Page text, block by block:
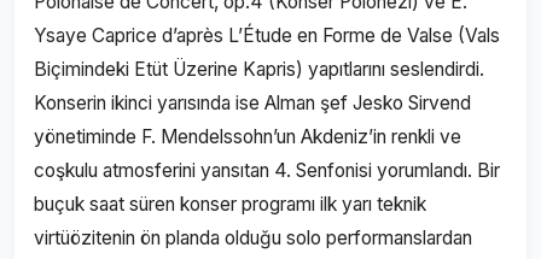
Ysaye Caprice d’après L’Étude en Forme de Valse (Vals
Biçimindeki Etüt Üzerine Kapris) yapıtlarını seslendirdi.
Konserin ikinci yarısında ise Alman şef Jesko Sirvend
yönetiminde F. Mendelssohn’un Akdeniz’in renkli ve
coşkulu atmosferini yansıtan 4. Senfonisi yorumlandı. Bir
buçuk saat süren konser programı ilk yarı teknik
virtüözitenin ön planda olduğu solo performanslardan